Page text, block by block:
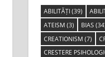
ABILITĂȚI(39)
ATEISM (3) BIAS
CREATIONISM (7)
CRESTERE